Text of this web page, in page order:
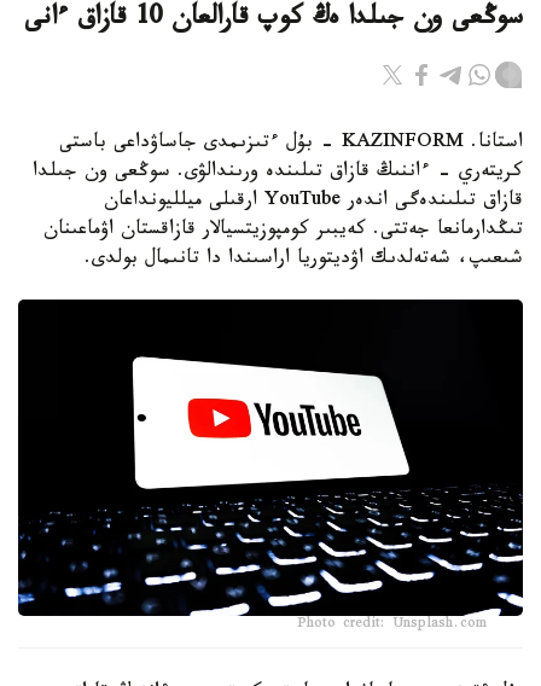
سوڭعى ون جىلدا ەڭ كوپ قارالعان 10 قازاق ءانى
استانا. KAZINFORM - بۇل ءتىزىمدى جاساۋداعى باستى
كريتەري - ءاننىڭ قازاق تىلىندە ورىندالۋى. سوڭعى ون جىلدا
قازاق تىلىندەگى اندەر YouTube ارقىلى ميلليونداعان
تىڭدارمانعا جەتتى. كەيبىر كومپوزيتسيالار قازاقستان اۋماعىنان
شىعىپ، شەتەلدىك اۋديتوريا اراسىندا دا تانىمال بولدى.
Photo credit: Unsplash.com